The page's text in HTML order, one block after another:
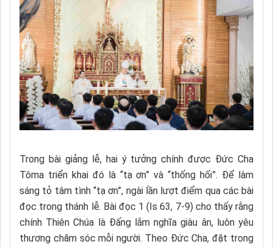
Trong bài giảng lễ, hai ý tưởng chính được Đức Cha
Tôma triển khai đó là “tạ ơn” và “thống hối”. Để làm
sáng tỏ tâm tình “tạ ơn”, ngài lần lượt điểm qua các bài
đọc trong thánh lễ. Bài đọc 1 (Is 63, 7-9) cho thấy rằng
chính Thiên Chúa là Đấng lắm nghĩa giàu ân, luôn yêu
thương chăm sóc mỗi người. Theo Đức Cha, đặt trong